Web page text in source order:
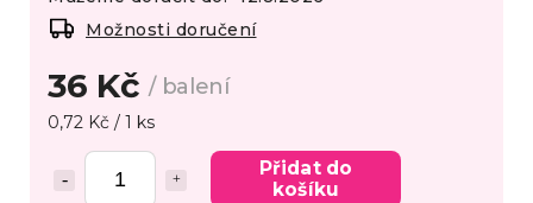
36 Kč/ balení
0,72 Kč / 1 ks
Přidat do
košíku
Možnosti doručení